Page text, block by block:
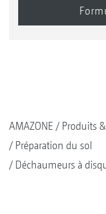
AMAZONE
Produits
Préparation du sol
Déchaumeurs à